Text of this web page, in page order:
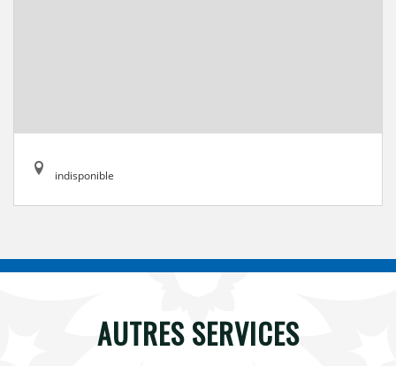
indisponible
AUTRES SERVICES